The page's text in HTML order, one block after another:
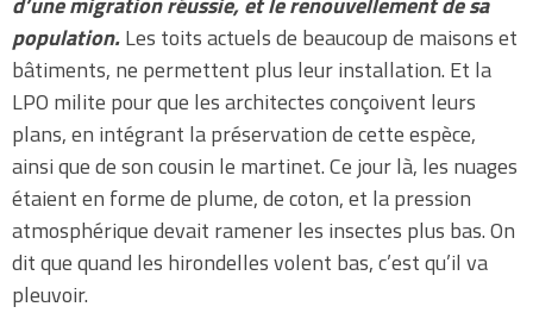
population.Les toits actuels de beaucoup de maisons et
bâtiments, ne permettent plus leur installation. Et la
LPO milite pour que les architectes conçoivent leurs
plans, en intégrant la préservation de cette espèce,
ainsi que de son cousin le martinet. Ce jour là, les nuages
étaient en forme de plume, de coton, et la pression
atmosphérique devait ramener les insectes plus bas. On
dit que quand les hirondelles volent bas, c’est qu’il va
pleuvoir.